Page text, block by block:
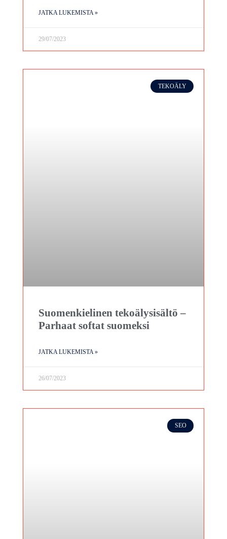
JATKA LUKEMISTA »
29/07/2023
TEKOÄLY
Suomenkielinen tekoälysisältö –
Parhaat softat suomeksi
JATKA LUKEMISTA »
26/07/2023
SEO